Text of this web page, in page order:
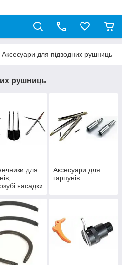
Аксесуари для підводних рушниць
рушниць
для
насадки
Аксесуари для
гарпунів